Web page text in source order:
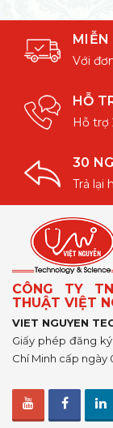
MIỄN
Với
HỖ
Hỗ trợ
30
Trả lại
CÔNG TY
THUẬT VIỆT
VIET NGUYEN
Giấy phép đăng ký
Chí Minh cấp ngày